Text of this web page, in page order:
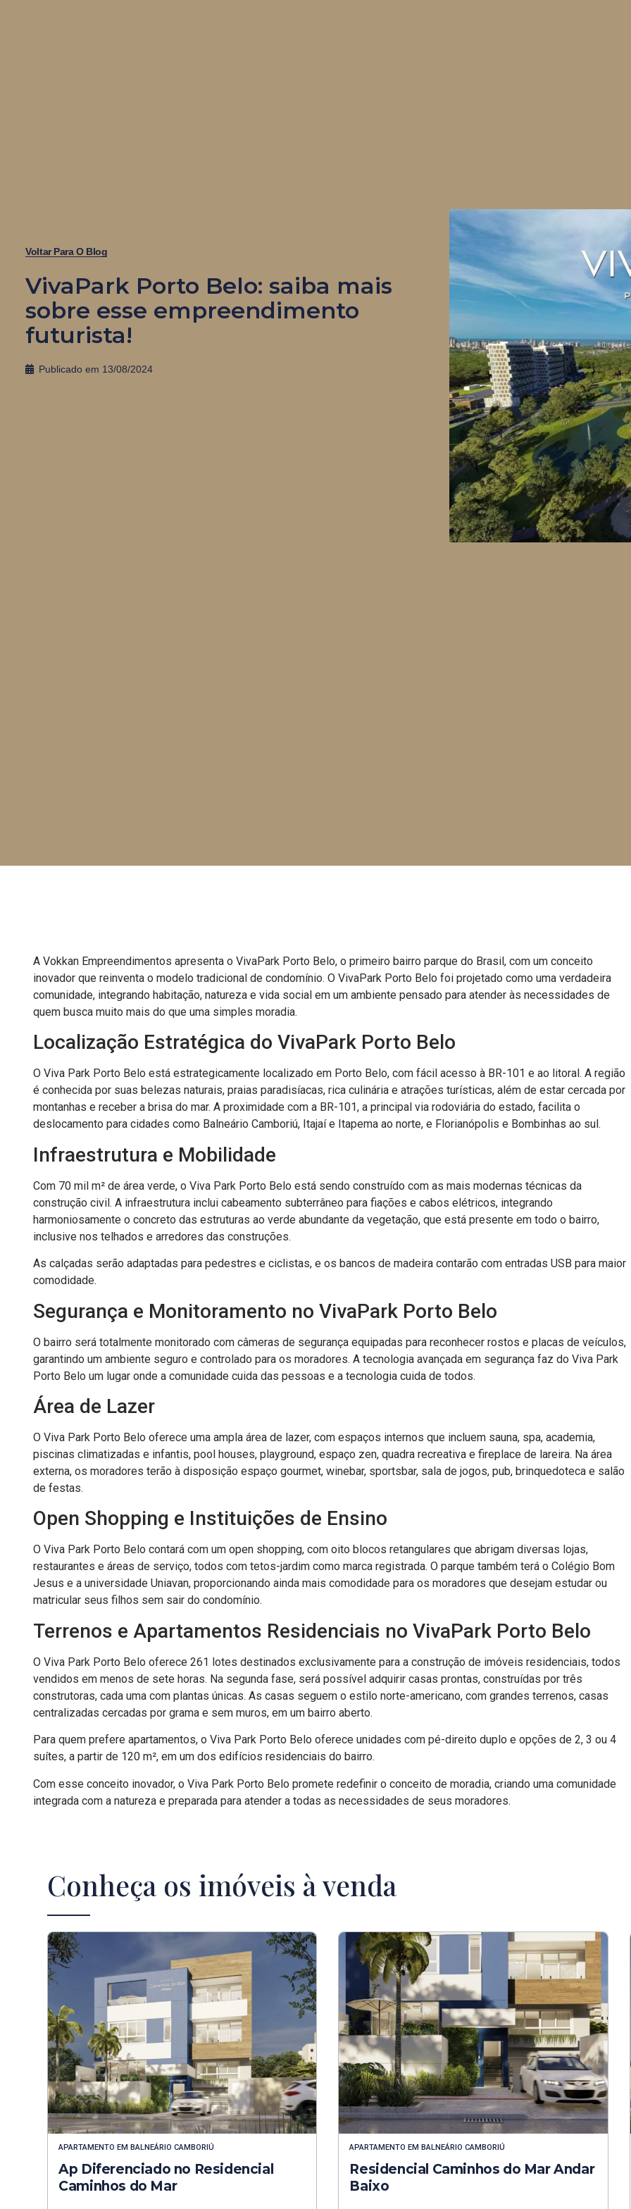
Voltar Para O Blog
VivaPark Porto Belo: saiba mais
sobre esse empreendimento
futurista!
Publicado em 13/08/2024
A Vokkan Empreendimentos apresenta o VivaPark Porto Belo, o primeiro bairro parque do Brasil, com um conceito
inovador que reinventa o modelo tradicional de condomínio. O VivaPark Porto Belo foi projetado como uma verdadeira
comunidade, integrando habitação, natureza e vida social em um ambiente pensado para atender às necessidades de
quem busca muito mais do que uma simples moradia.
Localização Estratégica do VivaPark Porto Belo
O Viva Park Porto Belo está estrategicamente localizado em Porto Belo, com fácil acesso à BR-101 e ao litoral. A região
é conhecida por suas belezas naturais, praias paradisíacas, rica culinária e atrações turísticas, além de estar cercada por
montanhas e receber a brisa do mar. A proximidade com a BR-101, a principal via rodoviária do estado, facilita o
deslocamento para cidades como Balneário Camboriú, Itajaí e Itapema ao norte, e Florianópolis e Bombinhas ao sul.
Infraestrutura e Mobilidade
Com 70 mil m² de área verde, o Viva Park Porto Belo está sendo construído com as mais modernas técnicas da
construção civil. A infraestrutura inclui cabeamento subterrâneo para fiações e cabos elétricos, integrando
harmoniosamente o concreto das estruturas ao verde abundante da vegetação, que está presente em todo o bairro,
inclusive nos telhados e arredores das construções.
As calçadas serão adaptadas para pedestres e ciclistas, e os bancos de madeira contarão com entradas USB para maior
comodidade.
Segurança e Monitoramento no VivaPark Porto Belo
O bairro será totalmente monitorado com câmeras de segurança equipadas para reconhecer rostos e placas de veículos,
garantindo um ambiente seguro e controlado para os moradores. A tecnologia avançada em segurança faz do Viva Park
Porto Belo um lugar onde a comunidade cuida das pessoas e a tecnologia cuida de todos.
Área de Lazer
O Viva Park Porto Belo oferece uma ampla área de lazer, com espaços internos que incluem sauna, spa, academia,
piscinas climatizadas e infantis, pool houses, playground, espaço zen, quadra recreativa e fireplace de lareira. Na área
externa, os moradores terão à disposição espaço gourmet, winebar, sportsbar, sala de jogos, pub, brinquedoteca e salão
de festas.
Open Shopping e Instituições de Ensino
O Viva Park Porto Belo contará com um open shopping, com oito blocos retangulares que abrigam diversas lojas,
restaurantes e áreas de serviço, todos com tetos-jardim como marca registrada. O parque também terá o Colégio Bom
Jesus e a universidade Uniavan, proporcionando ainda mais comodidade para os moradores que desejam estudar ou
matricular seus filhos sem sair do condomínio.
Terrenos e Apartamentos Residenciais no VivaPark Porto Belo
O Viva Park Porto Belo oferece 261 lotes destinados exclusivamente para a construção de imóveis residenciais, todos
vendidos em menos de sete horas. Na segunda fase, será possível adquirir casas prontas, construídas por três
construtoras, cada uma com plantas únicas. As casas seguem o estilo norte-americano, com grandes terrenos, casas
centralizadas cercadas por grama e sem muros, em um bairro aberto.
Para quem prefere apartamentos, o Viva Park Porto Belo oferece unidades com pé-direito duplo e opções de 2, 3 ou 4
suítes, a partir de 120 m², em um dos edifícios residenciais do bairro.
Com esse conceito inovador, o Viva Park Porto Belo promete redefinir o conceito de moradia, criando uma comunidade
integrada com a natureza e preparada para atender a todas as necessidades de seus moradores.
Conheça os imóveis à venda
APARTAMENTO EMBALNEÁRIO CAMBORIÚ
Ap Diferenciado no Residencial
Caminhos do Mar
APARTAMENTO EMBALNEÁRIO CAMBORIÚ
Residencial Caminhos do Mar Andar
Baixo